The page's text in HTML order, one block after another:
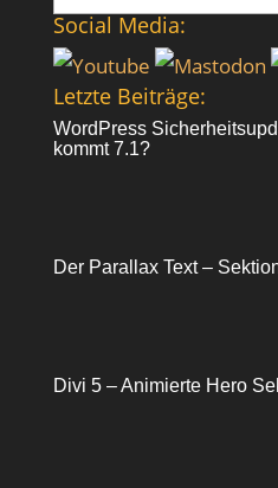
nach:
Social Media:
Letzte Beiträge:
WordPress
kommt 7.1?
Der Parallax Text –
Divi 5 – Animierte Hero